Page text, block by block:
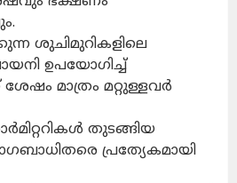
ശുചിമുറികളിലെ
ഉപയോഗിച്ച്
മാത്രം മറ്റുള്ളവര്‍
തുടങ്ങിയ
പ്രത്യേകമായി